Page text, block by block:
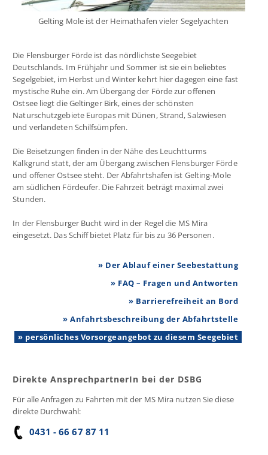
Gelting Mole ist der Heimathafen vieler Segelyachten
Die Flensburger Förde ist das nördlichste Seegebiet
Deutschlands. Im Frühjahr und Sommer ist sie ein beliebtes
Segelgebiet, im Herbst und Winter kehrt hier dagegen eine fast
mystische Ruhe ein. Am Übergang der Förde zur offenen
Ostsee liegt die Geltinger Birk, eines der schönsten
Naturschutzgebiete Europas mit Dünen, Strand, Salzwiesen
und verlandeten Schilfsümpfen.
Die Beisetzungen finden in der Nähe des Leuchtturms
Kalkgrund statt, der am Übergang zwischen Flensburger Förde
und offener Ostsee steht. Der Abfahrtshafen ist Gelting-Mole
am südlichen Fördeufer. Die Fahrzeit beträgt maximal zwei
Stunden.
In der Flensburger Bucht wird in der Regel die MS Mira
eingesetzt. Das Schiff bietet Platz für bis zu 36 Personen.
» Der Ablauf einer Seebestattung
» FAQ – Fragen und Antworten
» Barrierefreiheit an Bord
» Anfahrtsbeschreibung der Abfahrtstelle
» persönliches Vorsorgeangebot zu diesem Seegebiet
Direkte AnsprechpartnerIn bei der DSBG
Für alle Anfragen zu Fahrten mit der MS Mira nutzen Sie diese
direkte Durchwahl:
0431 - 66 67 87 11